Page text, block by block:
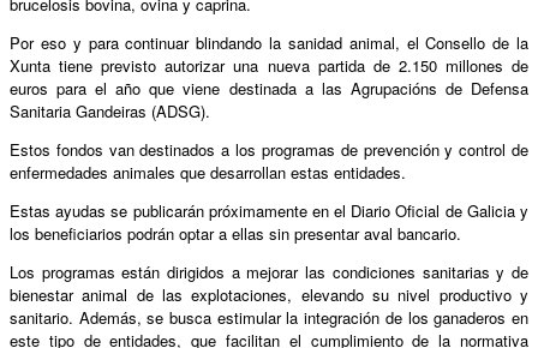
Por eso y para continuar blindando la sanidad animal, el Consello de la
Xunta tiene previsto autorizar una nueva partida de 2.150 millones de
euros para el año que viene destinada a las Agrupacións de Defensa
Sanitaria Gandeiras (ADSG).
Estos fondos van destinados a los programas de prevención y control de
enfermedades animales que desarrollan estas entidades.
Estas ayudas se publicarán próximamente en el Diario Oficial de Galicia y
los beneficiarios podrán optar a ellas sin presentar aval bancario.
Los programas están dirigidos a mejorar las condiciones sanitarias y de
bienestar animal de las explotaciones, elevando su nivel productivo y
sanitario. Además, se busca estimular la integración de los ganaderos en
este tipo de entidades, que facilitan el cumplimiento de la normativa